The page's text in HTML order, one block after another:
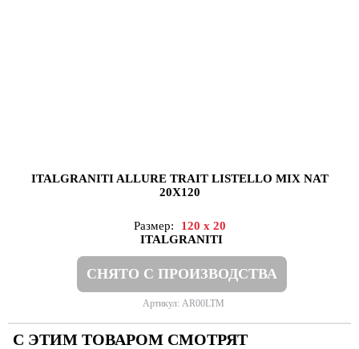
ITALGRANITI ALLURE TRAIT LISTELLO MIX NAT
20X120
Размер:
120 x 20
ITALGRANITI
СНЯТО С ПРОИЗВОДСТВА
Артикул: AR00LTM
С ЭТИМ ТОВАРОМ СМОТРЯТ